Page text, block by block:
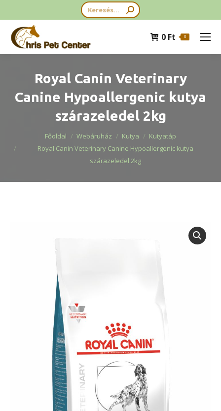
Search:
0 Ft 0
Royal Canin Veterinary
Canine Hypoallergenic kutya
szárazeledel 2kg
You are here:Főoldal Webáruház Kutya
Kutyatáp
Royal Canin Veterinary Canine Hypoallergenic kutya
szárazeledel 2kg